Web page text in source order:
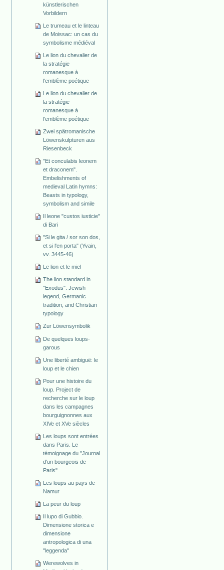
künstlerischen
Vorbildern
Le trumeau et le linteau
de Moissac: un cas du
symbolisme médiéval
Le lion du chevalier de
la stratégie
romanesque à
l'emblème poétique
Le lion du chevalier de
la stratégie
romanesque à
l'emblème poétique
Zwei spätromanische
Löwenskulpturen aus
Riesenbeck
"Et conculabis leonem
et draconem".
Embelishments of
medieval Latin hymns:
Beasts in typology,
symbolism and simile
Il leone "custos iusticie"
di Bari
"Si le gita / sor son dos,
et si l'en porta" (Yvain,
vv. 3445-46)
Le lion et le miel
The lion standard in
"Exodus": Jewish
legend, Germanic
tradition, and Christian
typology
Zur Löwensymbolik
De quelques loups-
garous
Une liberté ambiguë: le
loup et le chien
Pour une histoire du
loup. Project de
recherche sur le loup
dans les campagnes
bourguignonnes aux
XIVe et XVe siècles
Les loups sont entrées
dans Paris. Le
témoignage du "Journal
d'un bourgeois de
Paris"
Les loups au pays de
Namur
La peur du loup
Il lupo di Gubbio.
Dimensione storica e
dimensione
antropologica di una
"leggenda"
Werewolves in